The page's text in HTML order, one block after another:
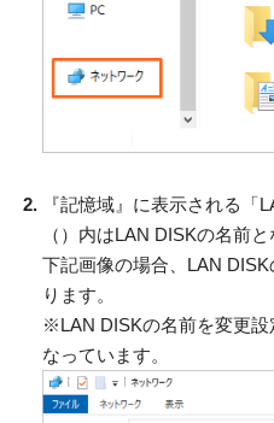
『記憶域』に表示される
（）内はLAN DISKの名前と
下記画像の場合、LAN
ります。
※LAN DISKの名前を変更設
なっています。